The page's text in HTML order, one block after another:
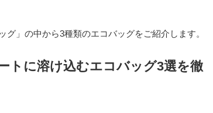
」の中から3種類のエコバッグをご紹介します。
トに溶け込むエコバッグ3選を徹